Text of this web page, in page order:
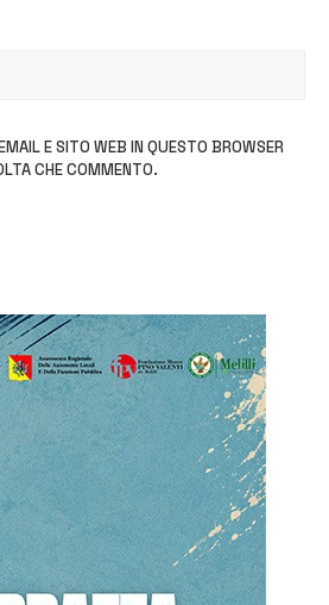
E SITO WEB IN QUESTO BROWSER
CHE COMMENTO.